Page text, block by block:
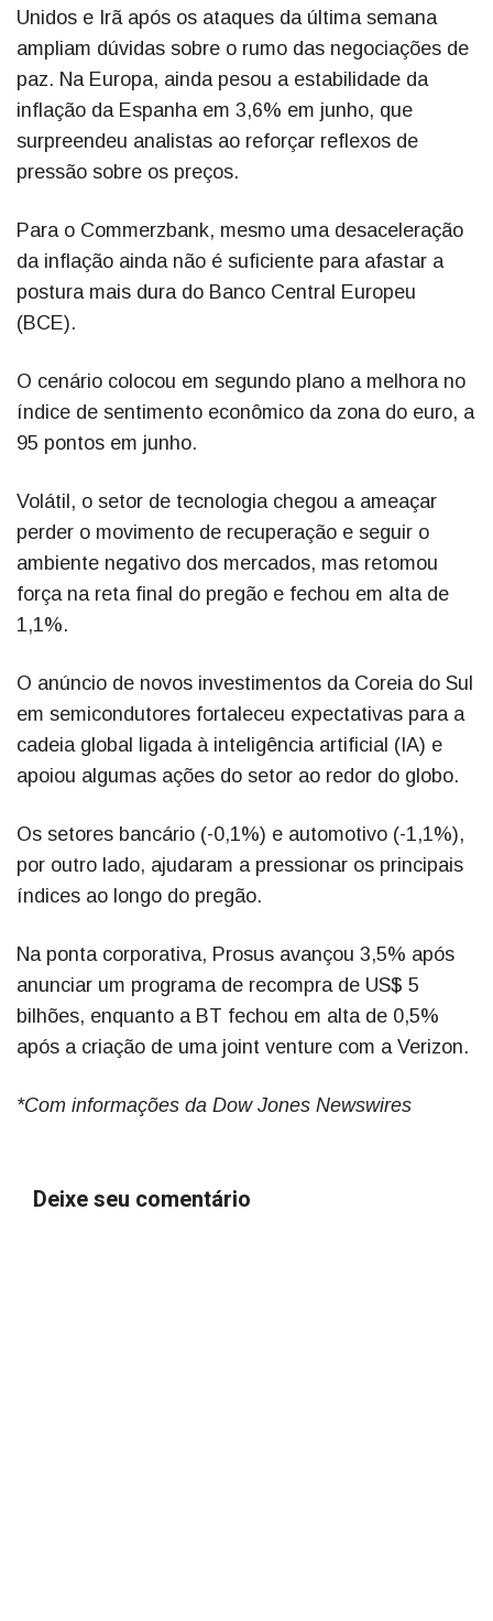
Unidos e Irã após os ataques da última semana
ampliam dúvidas sobre o rumo das negociações de
paz. Na Europa, ainda pesou a estabilidade da
inflação da Espanha em 3,6% em junho, que
surpreendeu analistas ao reforçar reflexos de
pressão sobre os preços.
Para o Commerzbank, mesmo uma desaceleração
da inflação ainda não é suficiente para afastar a
postura mais dura do Banco Central Europeu
(BCE).
O cenário colocou em segundo plano a melhora no
índice de sentimento econômico da zona do euro, a
95 pontos em junho.
Volátil, o setor de tecnologia chegou a ameaçar
perder o movimento de recuperação e seguir o
ambiente negativo dos mercados, mas retomou
força na reta final do pregão e fechou em alta de
1,1%.
O anúncio de novos investimentos da Coreia do Sul
em semicondutores fortaleceu expectativas para a
cadeia global ligada à inteligência artificial (IA) e
apoiou algumas ações do setor ao redor do globo.
Os setores bancário (-0,1%) e automotivo (-1,1%),
por outro lado, ajudaram a pressionar os principais
índices ao longo do pregão.
Na ponta corporativa, Prosus avançou 3,5% após
anunciar um programa de recompra de US$ 5
bilhões, enquanto a BT fechou em alta de 0,5%
após a criação de uma joint venture com a Verizon.
*Com informações da Dow Jones Newswires
Deixe seu comentário